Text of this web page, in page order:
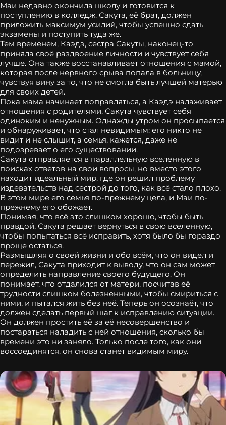
Маи недавно окончила школу и готовится к
поступлению в колледж. Сакута, её брат, должен
приложить максимум усилий, чтобы успешно сдать
экзамены и поступить туда же.
Тем временем, Каэдэ, сестра Сакуты, наконец-то
приняла своё раздвоение личности и чувствует себя
лучше. Она также восстанавливает отношения с мамой,
которая после нервного срыва попала в больницу,
чувствуя вину за то, что не смогла быть лучшей матерью
для своих детей.
Пока мама начинает поправляться, а Каэдэ налаживает
отношения с родителями, Сакута чувствует себя
одиноким и ненужным. Однажды утром он просыпается
и обнаруживает, что стал невидимым: его никто не
видит и не слышит, а семья, кажется, даже не
подозревает о его существовании.
Сакута отправляется в параллельную вселенную в
поисках ответов на свои вопросы, но вместо этого
находит идеальный мир, где он решил проблему
издевательств над сестрой до того, как всё стало плохо.
В этом мире его семья по-прежнему цела, и Маи по-
прежнему его обожает.
Понимая, что всё это слишком хорошо, чтобы быть
правдой, Сакута решает вернуться в свою вселенную,
чтобы попытаться всё исправить, хотя было бы гораздо
проще остаться.
Размышляя о своей жизни и обо всём, что он видел и
пережил, Сакута приходит к выводу, что он сам может
определить направление своего будущего. Он
понимает, что отдалился от матери, посчитав её
трудности слишком болезненными, чтобы смириться с
ними, и пытался жить без неё. Теперь он осознаёт, что
должен сделать первый шаг к исправлению ситуации.
Он должен простить её за её несовершенство и
постараться наладить с ней отношения, сколько бы
времени это ни заняло. Только после того, как они
воссоединятся, он снова станет видимым миру.